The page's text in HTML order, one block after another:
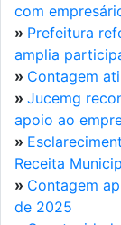
com
» Prefeitura
amplia
» Contagem
» Jucemg
apoio ao
»
Receita
» Contagem
de 2025